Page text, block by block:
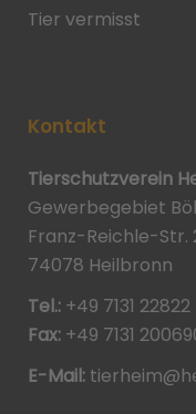
Tier vermisst
Kontakt
Tierschutzverein
Gewerbegebiet
Franz-Reichle-Str.
74078 Heilbronn
Tel.: +49 7131 22822
Fax: +49 7131
E-Mail: